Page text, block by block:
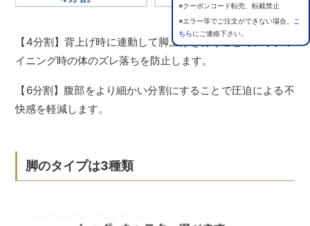
※クーポンコード転売、転載禁止
※エラー等でご注文ができない場合、
こ
ちらにご連絡下さい。
【4分割】背上げ時に連動して脚上げを行うことで、リクラ
イニング時の体のズレ落ちを防止します。
【6分割】腹部をより細かい分割にすることで圧迫による不
快感を軽減します。
脚のタイプは3種類